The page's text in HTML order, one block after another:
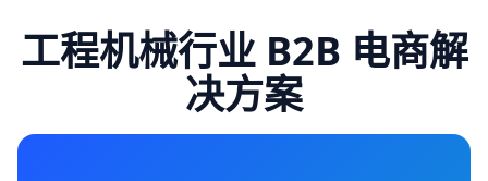
工程机械行业 B2B 电商解
决方案